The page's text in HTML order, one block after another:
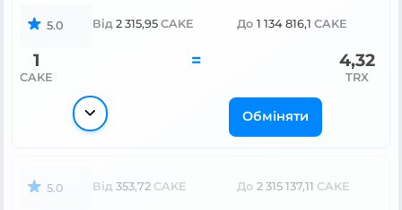
5.0 Від 2 315,95 CAKE До 1 134 816,1 CAKE
1
CAKE
= 4,32
TRX
Обміняти
5.0 Від 353,72 CAKE До 2 315 137,11 CAKE